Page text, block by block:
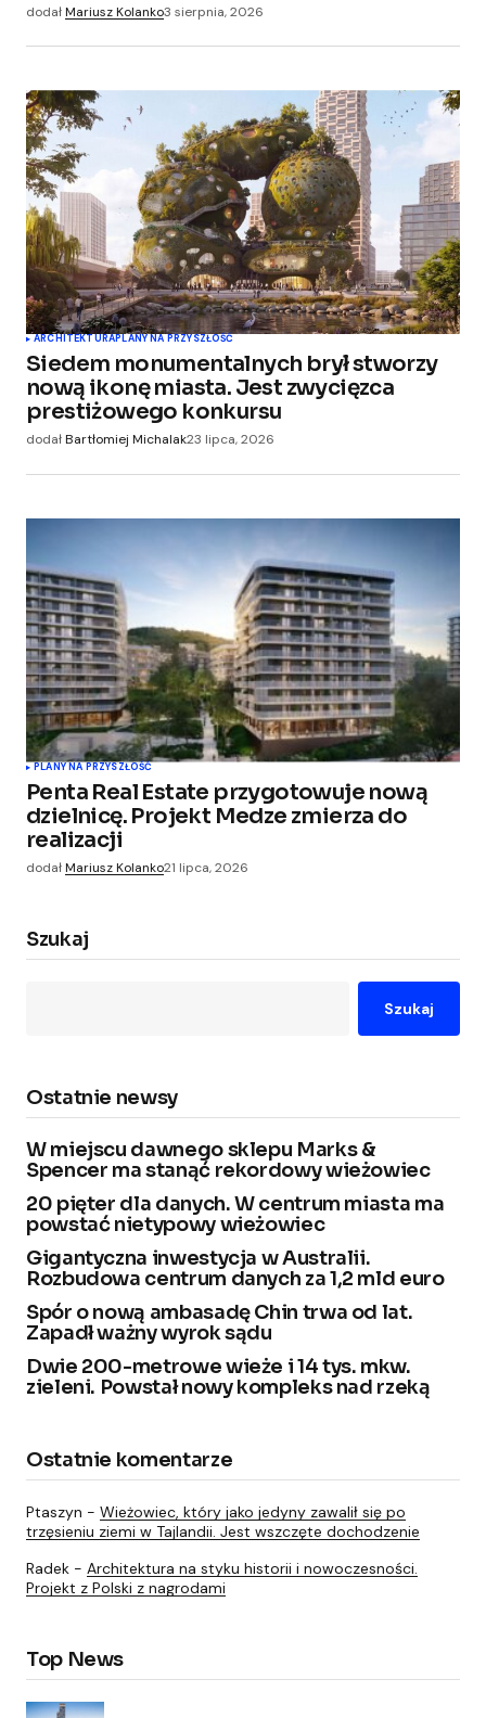
dodałMariusz Kolanko3 sierpnia, 2026
ARCHITEKTURAPLANY NA PRZYSZŁOŚĆ
Siedem monumentalnych brył stworzy
nową ikonę miasta. Jest zwycięzca
prestiżowego konkursu
dodałBartłomiej Michalak23 lipca, 2026
PLANY NA PRZYSZŁOŚĆ
Penta Real Estate przygotowuje nową
dzielnicę. Projekt Medze zmierza do
realizacji
dodałMariusz Kolanko21 lipca, 2026
Szukaj
Szukaj
Ostatnie newsy
W miejscu dawnego sklepu Marks &
Spencer ma stanąć rekordowy wieżowiec
20 pięter dla danych. W centrum miasta ma
powstać nietypowy wieżowiec
Gigantyczna inwestycja w Australii.
Rozbudowa centrum danych za 1,2 mld euro
Spór o nową ambasadę Chin trwa od lat.
Zapadł ważny wyrok sądu
Dwie 200-metrowe wieże i 14 tys. mkw.
zieleni. Powstał nowy kompleks nad rzeką
Ostatnie komentarze
Ptaszyn - Wieżowiec, który jako jedyny zawalił się po
trzęsieniu ziemi w Tajlandii. Jest wszczęte dochodzenie
Radek - Architektura na styku historii i nowoczesności.
Projekt z Polski z nagrodami
Top News